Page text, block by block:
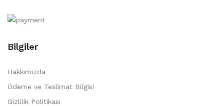
Bilgiler
Hakkımızda
Ödeme ve Teslimat Bilgisi
Gizlilik Politikası